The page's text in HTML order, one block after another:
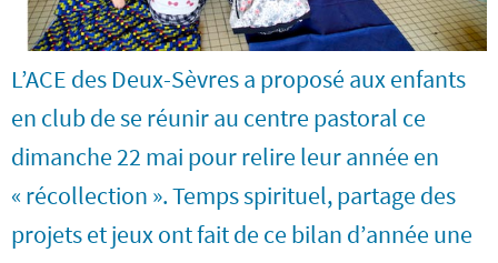
L’ACE des Deux-Sèvres a proposé aux enfants
en club de se réunir au centre pastoral ce
dimanche 22 mai pour relire leur année en
« récollection ». Temps spirituel, partage des
projets et jeux ont fait de ce bilan d’année une